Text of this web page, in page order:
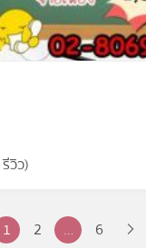
วิว)
1 2 … 6